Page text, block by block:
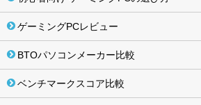
ゲーミングPCレビュー
BTOパソコンメーカー比較
ベンチマークスコア比較